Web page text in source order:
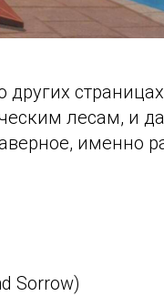
страницах
лесам, и
именно
Sorrow)